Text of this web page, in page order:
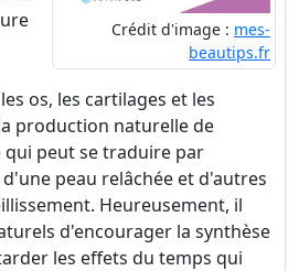
Crédit d'image : mes-
beautips.fr
os, les cartilages et les
production naturelle de
qui peut se traduire par
peau relâchée et d'autres
Heureusement, il
d'encourager la synthèse
les effets du temps qui